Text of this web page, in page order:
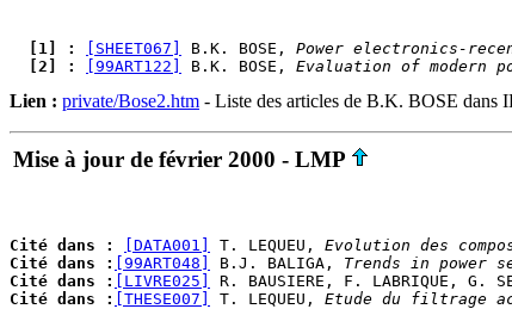
  [1] :
[SHEET067] B.K. BOSE, Power electronics-
  [2] :
[99ART122] B.K. BOSE, Evaluation of modern
Lien : private/Bose2.htm - Liste des articles de B.K. BOSE dans
Mise à jour de février 2000 - LMP
Cité dans : [DATA001] T. LEQUEU, Evolution des
Cité dans :
[99ART048] B.J. BALIGA, Trends in power
Cité dans :
[LIVRE025] R. BAUSIERE, F. LABRIQUE, G.
Cité dans :
[THESE007] T. LEQUEU, Etude du filtrage